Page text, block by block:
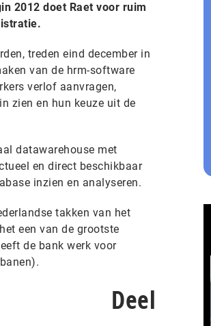
2012 doet Raet voor ruim
treden eind december in
van de hrm-software
verlof aanvragen,
zien en hun keuze uit de
datawarehouse met
en direct beschikbaar
inzien en analyseren.
takken van het
een van de grootste
de bank werk voor
Deel